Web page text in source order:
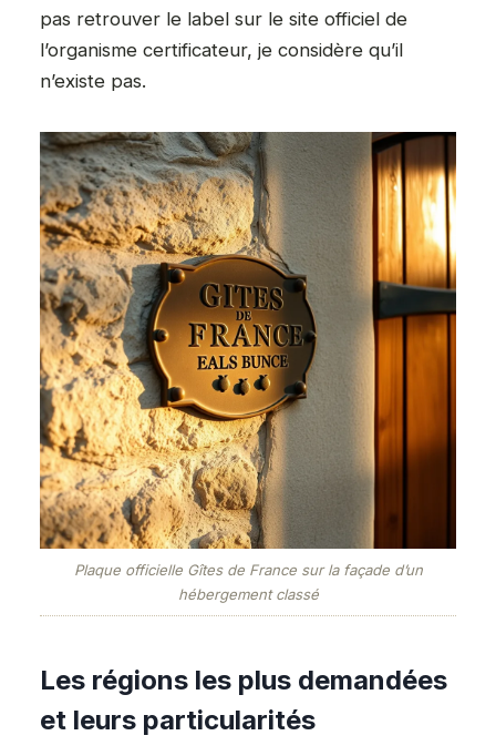
pas retrouver le label sur le site officiel de
l’organisme certificateur, je considère qu’il
n’existe pas.
Plaque officielle Gîtes de France sur la façade d’un
hébergement classé
Les régions les plus demandées
et leurs particularités